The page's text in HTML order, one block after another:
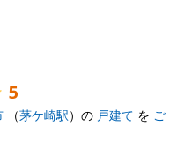
た。
ますが、今後も住まい
ださい。
いものとなりますよう
5
（茅ケ崎駅）の 戸建て を ご